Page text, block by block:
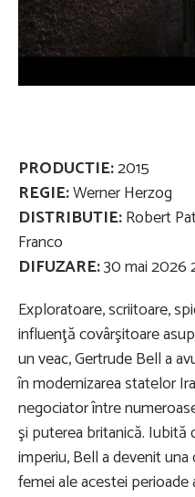
PRODUCTIE:2015
REGIE:Werner Herzog
DISTRIBUTIE:Robert
Franco
DIFUZARE:30 mai 2026
Exploratoare, scriitoare,
influenţă covârşitoare
un veac, Gertrude Bell a
în modernizarea statelor
negociator între
şi puterea britanică.
imperiu, Bell a devenit
femei ale acestei perioade